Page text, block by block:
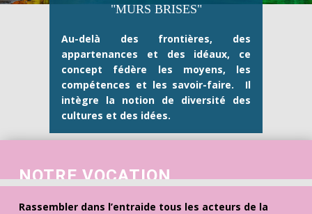
NOTRE VOCATION
Rassembler dans l’entraide tous les acteurs de la
"MURS BRISES"
Au-delà des frontières, des
appartenances et des idéaux, ce
concept fédère les moyens, les
compétences et les savoir-faire.
Il
intègre la notion de diversité des
cultures et des idées.